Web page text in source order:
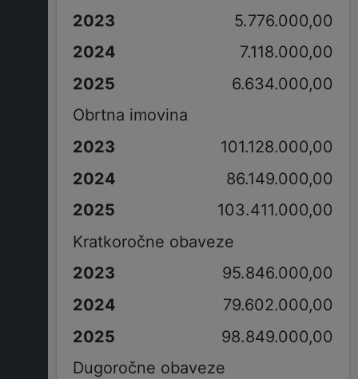
5.776.000,00
7.118.000,00
6.634.000,00
Obrtna imovina
101.128.000,00
86.149.000,00
103.411.000,00
Kratkoročne obaveze
95.846.000,00
79.602.000,00
98.849.000,00
Dugoročne obaveze